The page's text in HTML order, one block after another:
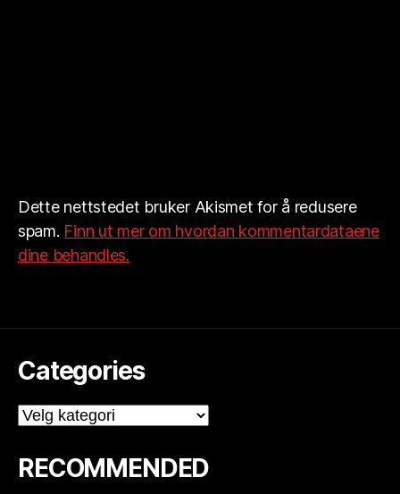
Dette nettstedet bruker Akismet for å redusere
spam. Finn ut mer om hvordan kommentardataene
dine behandles.
Categories
Categories
RECOMMENDED